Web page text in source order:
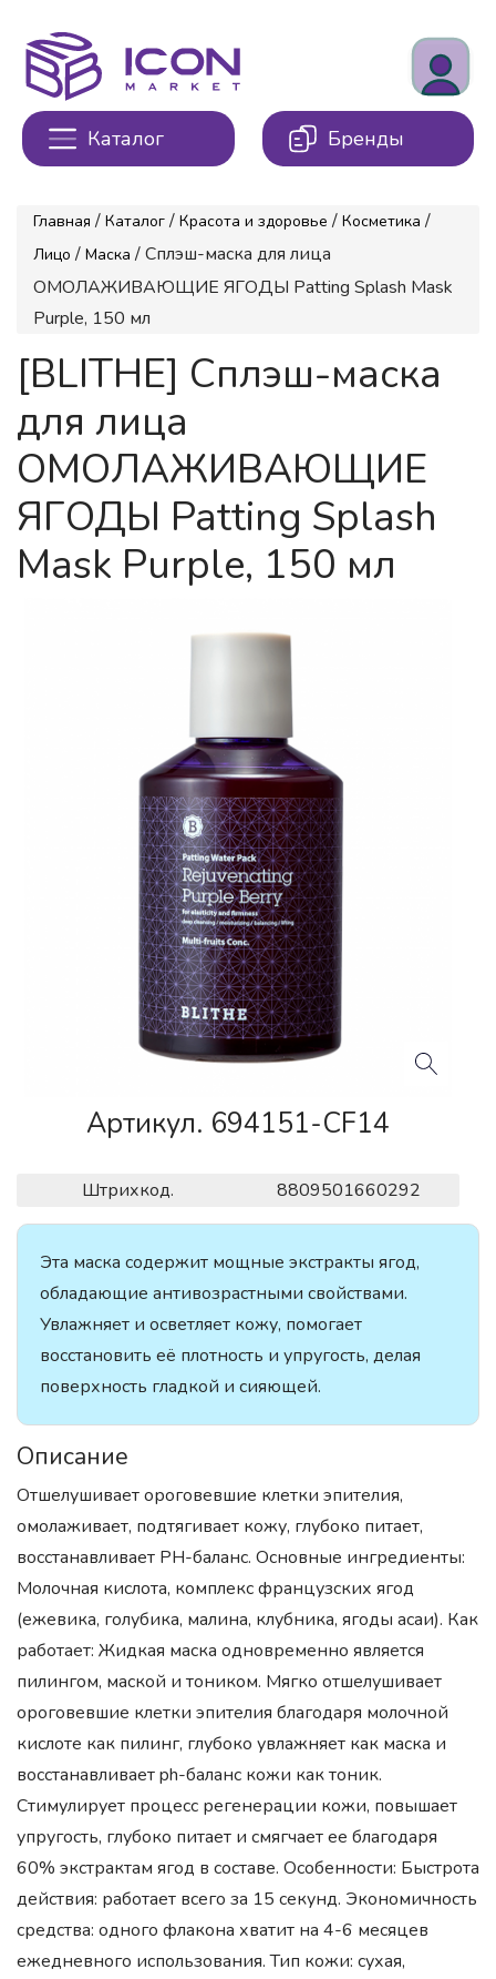
Каталог Бренды
Главная / Каталог / Красота и здоровье / Косметика /
Лицо / Маска / Сплэш-маска для лица
ОМОЛАЖИВАЮЩИЕ ЯГОДЫ Patting Splash Mask
Purple, 150 мл
[BLITHE] Сплэш-маска
для лица
ОМОЛАЖИВАЮЩИЕ
ЯГОДЫ Patting Splash
Mask Purple, 150 мл
Артикул. 694151-CF14
Штрихкод. 8809501660292
Эта маска содержит мощные экстракты ягод,
обладающие антивозрастными свойствами.
Увлажняет и осветляет кожу, помогает
восстановить её плотность и упругость, делая
поверхность гладкой и сияющей.
Описание
Отшелушивает ороговевшие клетки эпителия,
омолаживает, подтягивает кожу, глубоко питает,
восстанавливает PH-баланс. Основные ингредиенты:
Молочная кислота, комплекс французских ягод
(ежевика, голубика, малина, клубника, ягоды асаи). Как
работает: Жидкая маска одновременно является
пилингом, маской и тоником. Мягко отшелушивает
ороговевшие клетки эпителия благодаря молочной
кислоте как пилинг, глубоко увлажняет как маска и
восстанавливает ph-баланс кожи как тоник.
Стимулирует процесс регенерации кожи, повышает
упругость, глубоко питает и смягчает ее благодаря
60% экстрактам ягод в составе. Особенности: Быстрота
действия: работает всего за 15 секунд. Экономичность
средства: одного флакона хватит на 4-6 месяцев
ежедневного использования. Тип кожи: сухая,